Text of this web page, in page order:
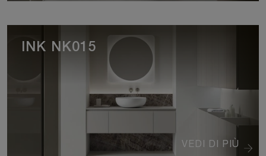
VEDI DI PIÙ
INK NK015